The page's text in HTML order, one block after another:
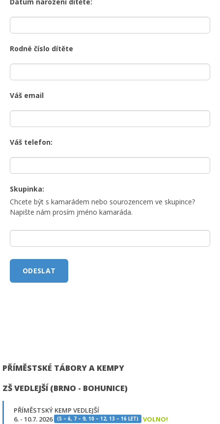
Rodné číslo dítěte
Váš email
Váš telefon:
Skupinka:
Chcete být s kamarádem nebo sourozencem ve skupince?
Napište nám prosím jméno kamaráda.
PŘÍMĚSTSKÉ TÁBORY A KEMPY
ZŠ VEDLEJŠÍ (BRNO - BOHUNICE)
PŘÍMĚSTSKÝ KEMP VEDLEJŠÍ
6. - 10.7. 2026
(5 – 6, 7 – 9, 10 – 12, 13 – 16 LET) VOLNO!